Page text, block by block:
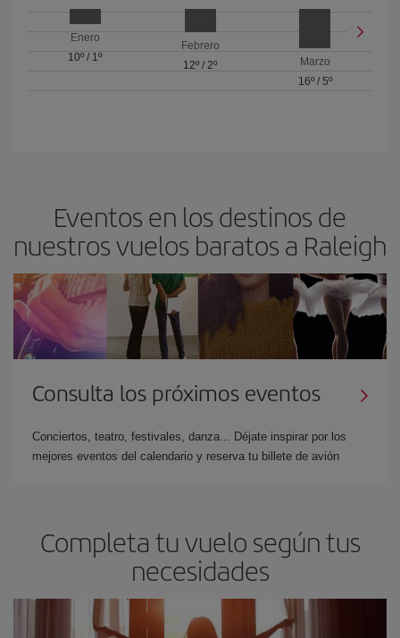
Enero
10º / 1º
Febrero
12º / 2º
Marzo
16º/ 5º
Eventos en los destinos de
nuestros vuelos baratos a Raleigh
Consulta los próximos eventos
Conciertos, teatro, festivales, danza... Déjate inspirar por los
mejores eventos del calendario y reserva tu billete de avión
Completa tu vuelo según tus
necesidades